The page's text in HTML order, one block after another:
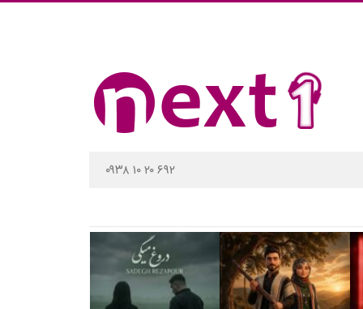
۰۹۳۸ ۱۰ ۲۰ ۶۹۲